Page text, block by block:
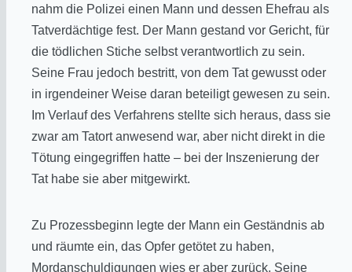
nahm die Polizei einen Mann und dessen Ehefrau als
Tatverdächtige fest. Der Mann gestand vor Gericht, für
die tödlichen Stiche selbst verantwortlich zu sein.
Seine Frau jedoch bestritt, von dem Tat gewusst oder
in irgendeiner Weise daran beteiligt gewesen zu sein.
Im Verlauf des Verfahrens stellte sich heraus, dass sie
zwar am Tatort anwesend war, aber nicht direkt in die
Tötung eingegriffen hatte – bei der Inszenierung der
Tat habe sie aber mitgewirkt.
Zu Prozessbeginn legte der Mann ein Geständnis ab
und räumte ein, das Opfer getötet zu haben,
Mordanschuldigungen wies er aber zurück. Seine